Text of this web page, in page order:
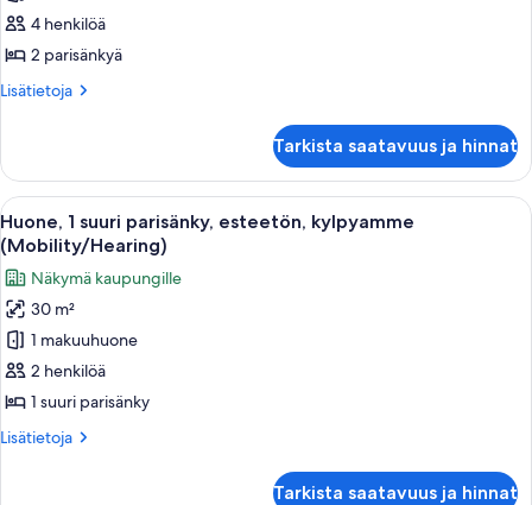
2
parisänkyä,
näköala
kuvat
4 henkilöä
2 parisänkyä
Lisätietoja
Lisätietoja
parisänkyä,
näköala
uima-
altaalle
Tarkista saatavuus ja hinnat
Avaa
kaikki
huonetyypin
Huone,
1
suuri
parisänky,
esteetön,
kylpyamme
(Mobility/Hearing)
Hotellihuone, jossa on sänky,
10
Huone, 1 suuri parisänky, esteetön, kylpyamme
(Mobility/Hearing)
Näkymä kaupungille
30 m²
1 makuuhuone
2 henkilöä
1 suuri parisänky
Lisätietoja
Lisätietoja
Tarkista saatavuus ja hinnat